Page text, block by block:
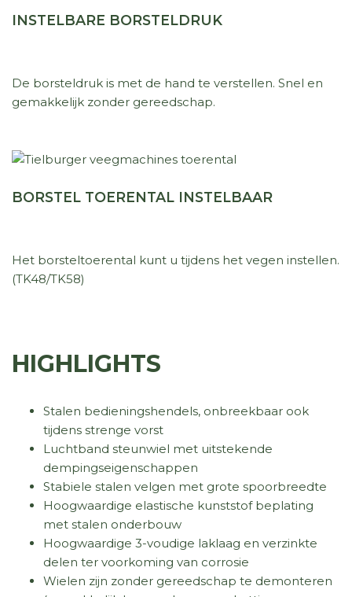
INSTELBARE BORSTELDRUK
De borsteldruk is met de hand te verstellen. Snel en
gemakkelijk zonder gereedschap.
BORSTEL TOERENTAL INSTELBAAR
Het borsteltoerental kunt u tijdens het vegen instellen.
(TK48/TK58)
HIGHLIGHTS
Stalen bedieningshendels, onbreekbaar ook
tijdens strenge vorst
Luchtband steunwiel met uitstekende
dempingseigenschappen
Stabiele stalen velgen met grote spoorbreedte
Hoogwaardige elastische kunststof beplating
met stalen onderbouw
Hoogwaardige 3-voudige laklaag en verzinkte
delen ter voorkoming van corrosie
Wielen zijn zonder gereedschap te demonteren